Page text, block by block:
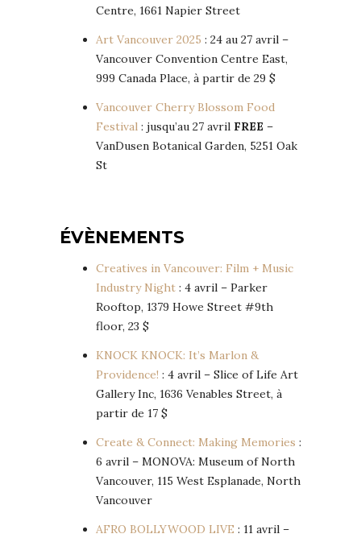
Centre, 1661 Napier Street
Art Vancouver 2025 : 24 au 27 avril –
Vancouver Convention Centre East,
999 Canada Place, à partir de 29 $
Vancouver Cherry Blossom Food
Festival : jusqu’au 27 avril FREE –
VanDusen Botanical Garden, 5251 Oak
St
ÉVÈNEMENTS
Creatives in Vancouver: Film + Music
Industry Night : 4 avril – Parker
Rooftop, 1379 Howe Street #9th
floor, 23 $
KNOCK KNOCK: It’s Marlon &
Providence! : 4 avril – Slice of Life Art
Gallery Inc, 1636 Venables Street, à
partir de 17 $
Create & Connect: Making Memories :
6 avril – MONOVA: Museum of North
Vancouver, 115 West Esplanade, North
Vancouver
AFRO BOLLYWOOD LIVE : 11 avril –